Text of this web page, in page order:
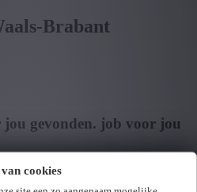
cookies
Brabant
gevonden. job voor jou